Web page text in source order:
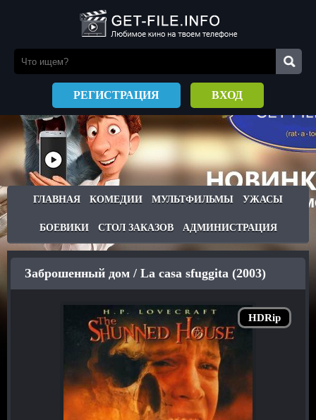
РЕГИСТРАЦИЯ ВХОД
ГЛАВНАЯ КОМЕДИИ МУЛЬТФИЛЬМЫ УЖАСЫ
БОЕВИКИ СТОЛ ЗАКАЗОВ АДМИНИСТРАЦИЯ
HDRip
Заброшенный дом / La casa sfuggita (2003)